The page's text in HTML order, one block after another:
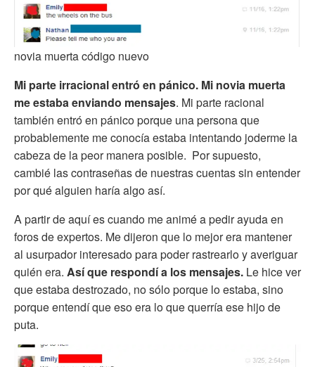
novia muerta código nuevo
Mi parte irracional entró en pánico. Mi novia muerta
me estaba enviando mensajes. Mi parte racional
también entró en pánico porque una persona que
probablemente me conocía estaba intentando joderme la
cabeza de la peor manera posible. Por supuesto,
cambié las contraseñas de nuestras cuentas sin entender
por qué alguien haría algo así.
A partir de aquí es cuando me animé a pedir ayuda en
foros de expertos. Me dijeron que lo mejor era mantener
al usurpador interesado para poder rastrearlo y averiguar
quién era. Así que respondí a los mensajes. Le hice ver
que estaba destrozado, no sólo porque lo estaba, sino
porque entendí que eso era lo que querría ese hijo de
puta.